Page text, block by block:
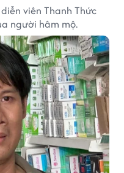
viên Thanh Thức
người hâm mộ.